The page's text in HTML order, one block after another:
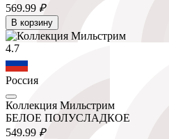
569.99 ₽
В корзину
4.7
Россия
Коллекция Мильстрим
БЕЛОЕ ПОЛУСЛАДКОЕ
549.99 ₽